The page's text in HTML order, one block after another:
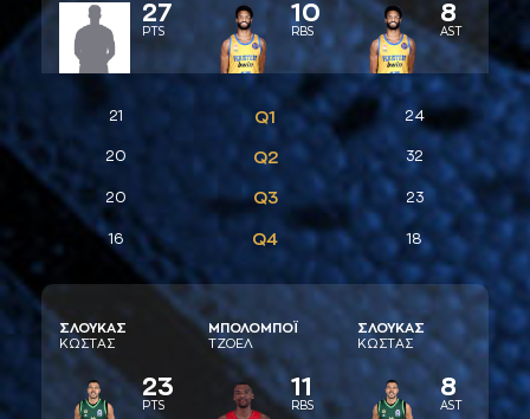
27
PTS
10
RBS
8
AST
21 Q1 24
20 Q2 32
20 Q3 23
16 Q4 18
ΣΛΟΥΚAΣ
ΚΩΣΤAΣ
23
PTS
ΜΠΟΛΟΜΠΟΪ
ΤΖΟΕΛ
11
RBS
ΣΛΟΥΚAΣ
ΚΩΣΤAΣ
8
AST